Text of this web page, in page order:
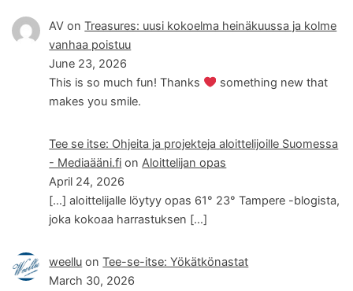
AV onTreasures: uusi kokoelma heinäkuussa ja kolme
vanhaa poistuu
June 23, 2026
This is so much fun! Thanks
something new that
makes you smile.
Tee se itse: Ohjeita ja projekteja aloittelijoille Suomessa
- Mediaääni.fi onAloittelijan opas
April 24, 2026
[…] aloittelijalle löytyy opas 61° 23° Tampere -blogista,
joka kokoaa harrastuksen […]
weellu onTee-se-itse: Yökätkönastat
March 30, 2026